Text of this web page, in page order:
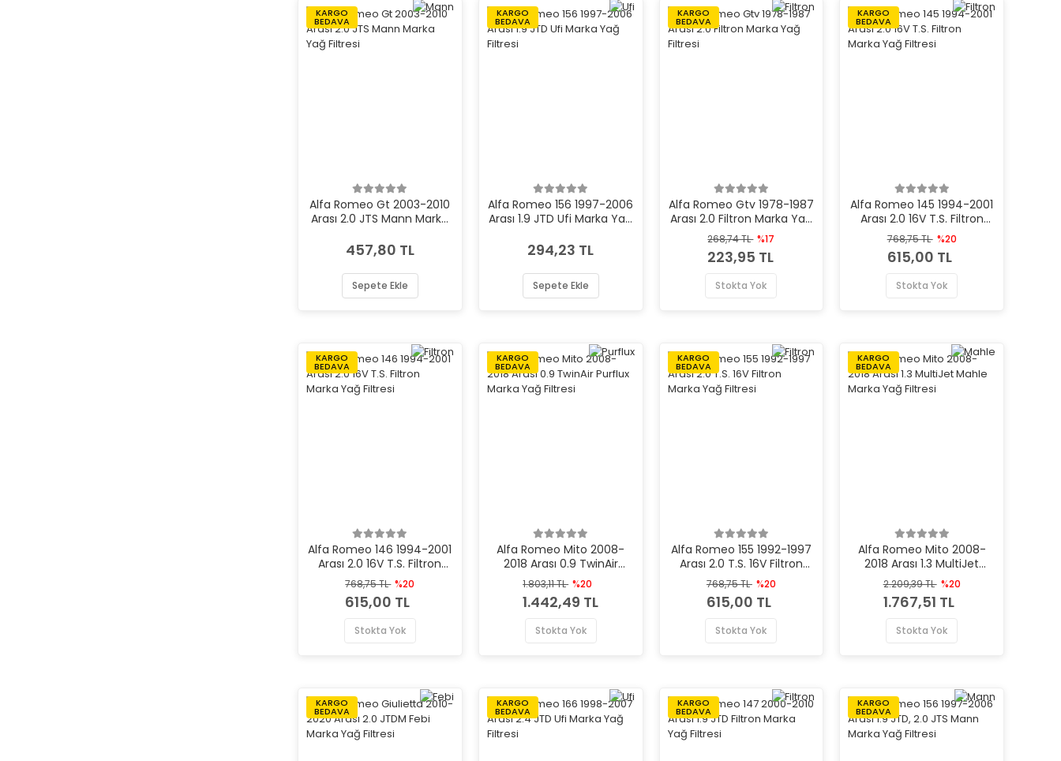
KARGO
BEDAVA
Alfa Romeo Gt 2003-2010
Arası 2.0 JTS Mann Marka
457,80 TL
Sepete Ekle
KARGO
BEDAVA
Alfa Romeo 156 1997-2006
Arası 1.9 JTD Ufi Marka Yağ
294,23 TL
Sepete Ekle
KARGO
BEDAVA
Alfa Romeo Gtv 1978-1987
Arası 2.0 Filtron Marka Yağ
Filtresi
268,74 TL %17
223,95 TL
Stokta Yok
KARGO
BEDAVA
Alfa Romeo 145 1994-2001
Arası 2.0 16V T.S. Filtron
Marka Yağ Filtresi
768,75 TL %20
615,00 TL
Stokta Yok
KARGO
BEDAVA
Alfa Romeo 146 1994-2001
Arası 2.0 16V T.S. Filtron
Marka Yağ Filtresi
768,75 TL %20
615,00 TL
Stokta Yok
KARGO
BEDAVA
Alfa Romeo Mito 2008-
2018 Arası 0.9 TwinAir
Purflux Marka Yağ Filtresi
1.803,11 TL %20
1.442,49 TL
Stokta Yok
KARGO
BEDAVA
Alfa Romeo 155 1992-1997
Arası 2.0 T.S. 16V Filtron
Marka Yağ Filtresi
768,75 TL %20
615,00 TL
Stokta Yok
KARGO
BEDAVA
Alfa Romeo Mito 2008-
2018 Arası 1.3 MultiJet
Mahle Marka Yağ Filtresi
2.209,39 TL %20
1.767,51 TL
Stokta Yok
KARGO
BEDAVA
KARGO
BEDAVA
KARGO
BEDAVA
KARGO
BEDAVA